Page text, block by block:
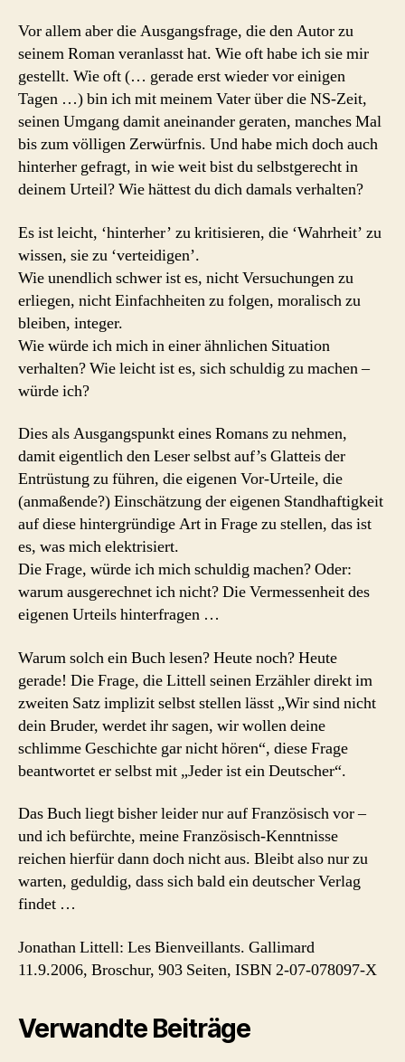
Vor allem aber die Ausgangsfrage, die den Autor zu
seinem Roman veranlasst hat. Wie oft habe ich sie mir
gestellt. Wie oft (… gerade erst wieder vor einigen
Tagen …) bin ich mit meinem Vater über die NS-Zeit,
seinen Umgang damit aneinander geraten, manches Mal
bis zum völligen Zerwürfnis. Und habe mich doch auch
hinterher gefragt, in wie weit bist du selbstgerecht in
deinem Urteil? Wie hättest du dich damals verhalten?
Es ist leicht, ‘hinterher’ zu kritisieren, die ‘Wahrheit’ zu
wissen, sie zu ‘verteidigen’.
Wie unendlich schwer ist es, nicht Versuchungen zu
erliegen, nicht Einfachheiten zu folgen, moralisch zu
bleiben, integer.
Wie würde ich mich in einer ähnlichen Situation
verhalten? Wie leicht ist es, sich schuldig zu machen –
würde ich?
Dies als Ausgangspunkt eines Romans zu nehmen,
damit eigentlich den Leser selbst auf’s Glatteis der
Entrüstung zu führen, die eigenen Vor-Urteile, die
(anmaßende?) Einschätzung der eigenen Standhaftigkeit
auf diese hintergründige Art in Frage zu stellen, das ist
es, was mich elektrisiert.
Die Frage, würde ich mich schuldig machen? Oder:
warum ausgerechnet ich nicht? Die Vermessenheit des
eigenen Urteils hinterfragen …
Warum solch ein Buch lesen? Heute noch? Heute
gerade! Die Frage, die Littell seinen Erzähler direkt im
zweiten Satz implizit selbst stellen lässt „Wir sind nicht
dein Bruder, werdet ihr sagen, wir wollen deine
schlimme Geschichte gar nicht hören“, diese Frage
beantwortet er selbst mit „Jeder ist ein Deutscher“.
Das Buch liegt bisher leider nur auf Französisch vor –
und ich befürchte, meine Französisch-Kenntnisse
reichen hierfür dann doch nicht aus. Bleibt also nur zu
warten, geduldig, dass sich bald ein deutscher Verlag
findet …
Jonathan Littell: Les Bienveillants. Gallimard
11.9.2006, Broschur, 903 Seiten, ISBN 2-07-078097-X
Verwandte Beiträge